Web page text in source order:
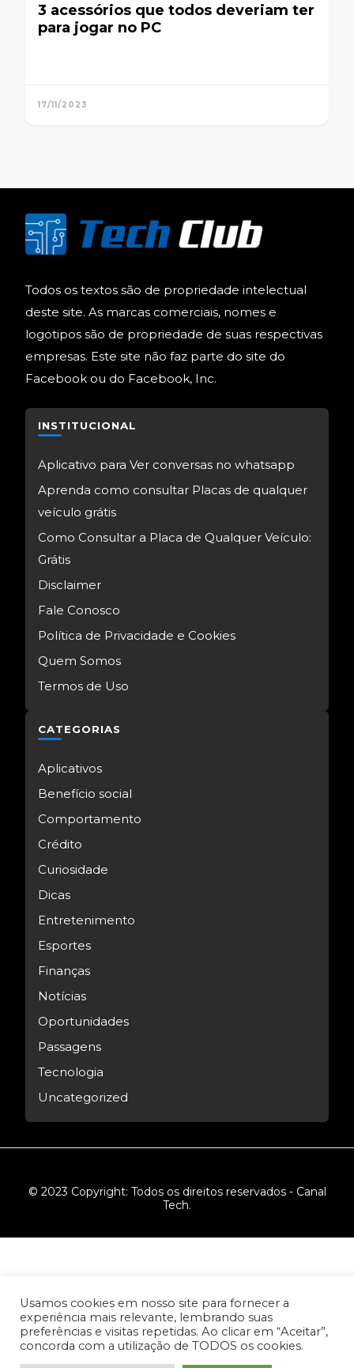
3 acessórios que todos deveriam ter
para jogar no PC
17/11/2023
Todos os textos são de propriedade intelectual
deste site. As marcas comerciais, nomes e
logotipos são de propriedade de suas respectivas
empresas. Este site não faz parte do site do
Facebook ou do Facebook, Inc.
INSTITUCIONAL
Aplicativo para Ver conversas no whatsapp
Aprenda como consultar Placas de qualquer
veículo grátis
Como Consultar a Placa de Qualquer Veículo:
Grátis
Disclaimer
Fale Conosco
Política de Privacidade e Cookies
Quem Somos
Termos de Uso
CATEGORIAS
Aplicativos
Benefício social
Comportamento
Crédito
Curiosidade
Dicas
Entretenimento
Esportes
Finanças
Notícias
Oportunidades
Passagens
Tecnologia
Uncategorized
© 2023 Copyright: Todos os direitos reservados - Canal
Tech.
Usamos cookies em nosso site para fornecer a
experiência mais relevante, lembrando suas
preferências e visitas repetidas. Ao clicar em “Aceitar”,
concorda com a utilização de TODOS os cookies.